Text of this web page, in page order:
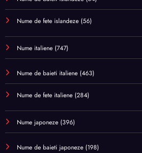
Nume de fete islandeze (56)
Nume italiene (747)
Nume de baieti italiene (463)
Nume de fete italiene (284)
Nume japoneze (396)
Nume de baieti japoneze (198)